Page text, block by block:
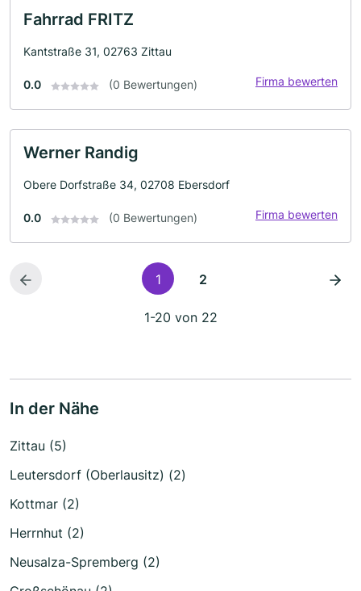
Fahrrad FRITZ
Kantstraße 31, 02763 Zittau
0.0 (0 Bewertungen) Firma bewerten
Werner Randig
Obere Dorfstraße 34, 02708 Ebersdorf
0.0 (0 Bewertungen) Firma bewerten
1 2
1-20 von 22
In der Nähe
Zittau (5)
Leutersdorf (Oberlausitz) (2)
Kottmar (2)
Herrnhut (2)
Neusalza-Spremberg (2)